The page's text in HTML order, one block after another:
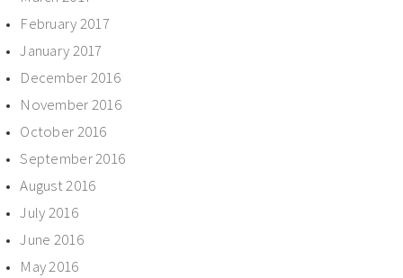
February 2017
January 2017
December 2016
November 2016
October 2016
September 2016
August 2016
July 2016
June 2016
May 2016